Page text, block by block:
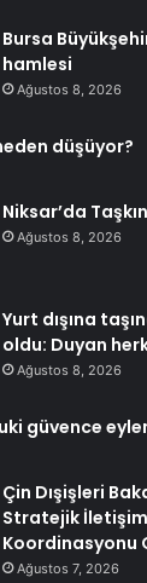
Bursa
hamlesi
Ağustos 8, 2026
düşüyor?
Niksar’da
Ağustos 8, 2026
Yurt dışına
oldu: Duyan
Ağustos 8, 2026
güvence
Çin Dışişleri
Stratejik
Koordinasyonu
Ağustos 7, 2026